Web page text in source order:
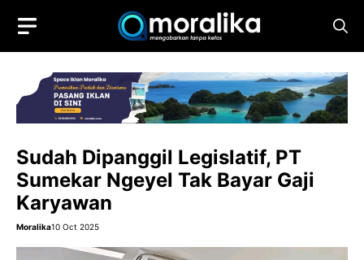
content
Sudah Dipanggil Legislatif, PT
Sumekar Ngeyel Tak Bayar Gaji
Karyawan
Moralika10 Oct 2025